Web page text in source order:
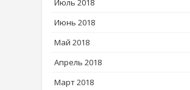
Июль 2018
Июнь 2018
Май 2018
Апрель 2018
Март 2018